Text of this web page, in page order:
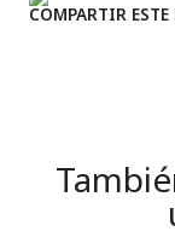
COMPARTIR